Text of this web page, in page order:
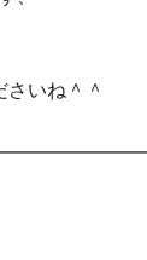
いね＾＾